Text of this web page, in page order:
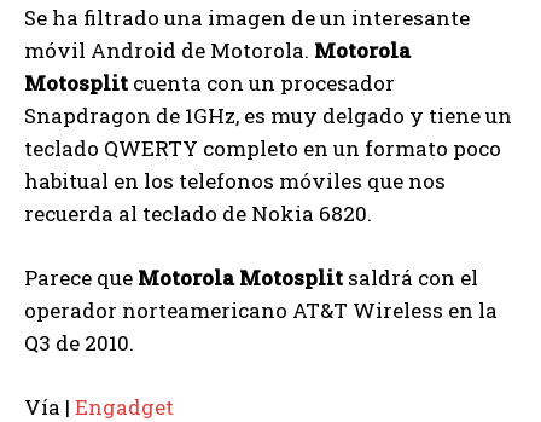
Se ha filtrado una imagen de un interesante
móvil Android de Motorola. Motorola
Motosplit cuenta con un procesador
Snapdragon de 1GHz, es muy delgado y tiene un
teclado QWERTY completo en un formato poco
habitual en los telefonos móviles que nos
recuerda al teclado de Nokia 6820.
Parece que Motorola Motosplit saldrá con el
operador norteamericano AT&T Wireless en la
Q3 de 2010.
Vía | Engadget